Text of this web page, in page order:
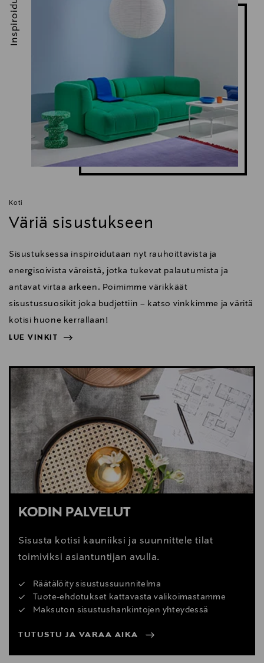
Digitaalinen osoite
info@hay.dk
kynttilänjalka, HAY, Mattone, pieni, savi, lasitus,
kynttilät, sisustus, tunnelma, joulu
Koti
Väriä sisustukseen
Sisustuksessa inspiroidutaan nyt rauhoittavista ja
energisoivista väreistä, jotka tukevat palautumista ja
antavat virtaa arkeen. Poimimme värikkäät
sisustussuosikit joka budjettiin – katso vinkkimme ja väritä
kotisi huone kerrallaan!
LUE VINKIT
Inspiroidu
LUE VINKIT
KODIN PALVELUT
Sisusta kotisi kauniiksi ja suunnittele tilat
toimiviksi asiantuntijan avulla.
Räätälöity sisustussuunnitelma
Tuote-ehdotukset kattavasta valikoimastamme
Maksuton sisustushankintojen yhteydessä
TUTUSTU JA VARAA AIKA